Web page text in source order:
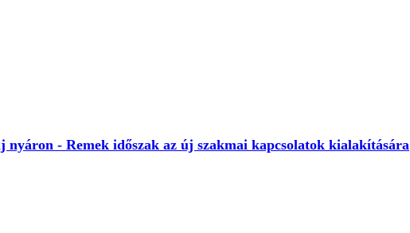
nyáron - Remek időszak az új szakmai kapcsolatok kialakítására